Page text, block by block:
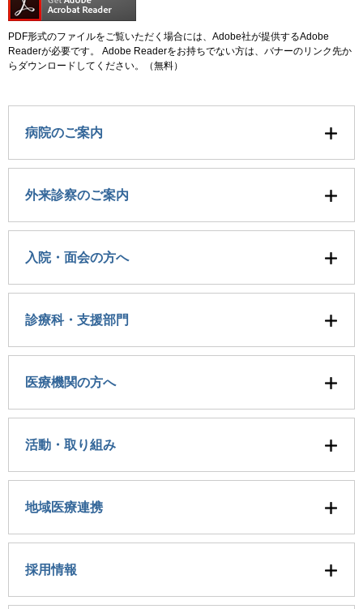
PDF形式のファイルをご覧いただく場合には、Adobe社が提供するAdobe
Readerが必要です。
Adobe Readerをお持ちでない方は、バナーのリンク先か
らダウンロードしてください。（無料）
病院のご案内
外来診察のご案内
入院・面会の方へ
診療科・支援部門
医療機関の方へ
活動・取り組み
地域医療連携
採用情報